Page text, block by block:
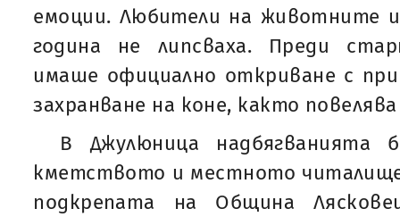
емоции. Любители на животните
година не липсваха. Преди
имаше официално откриване с
захранване на коне, както
В Джулюница надбягванията
кметството и местното читалище
подкрепата на Община